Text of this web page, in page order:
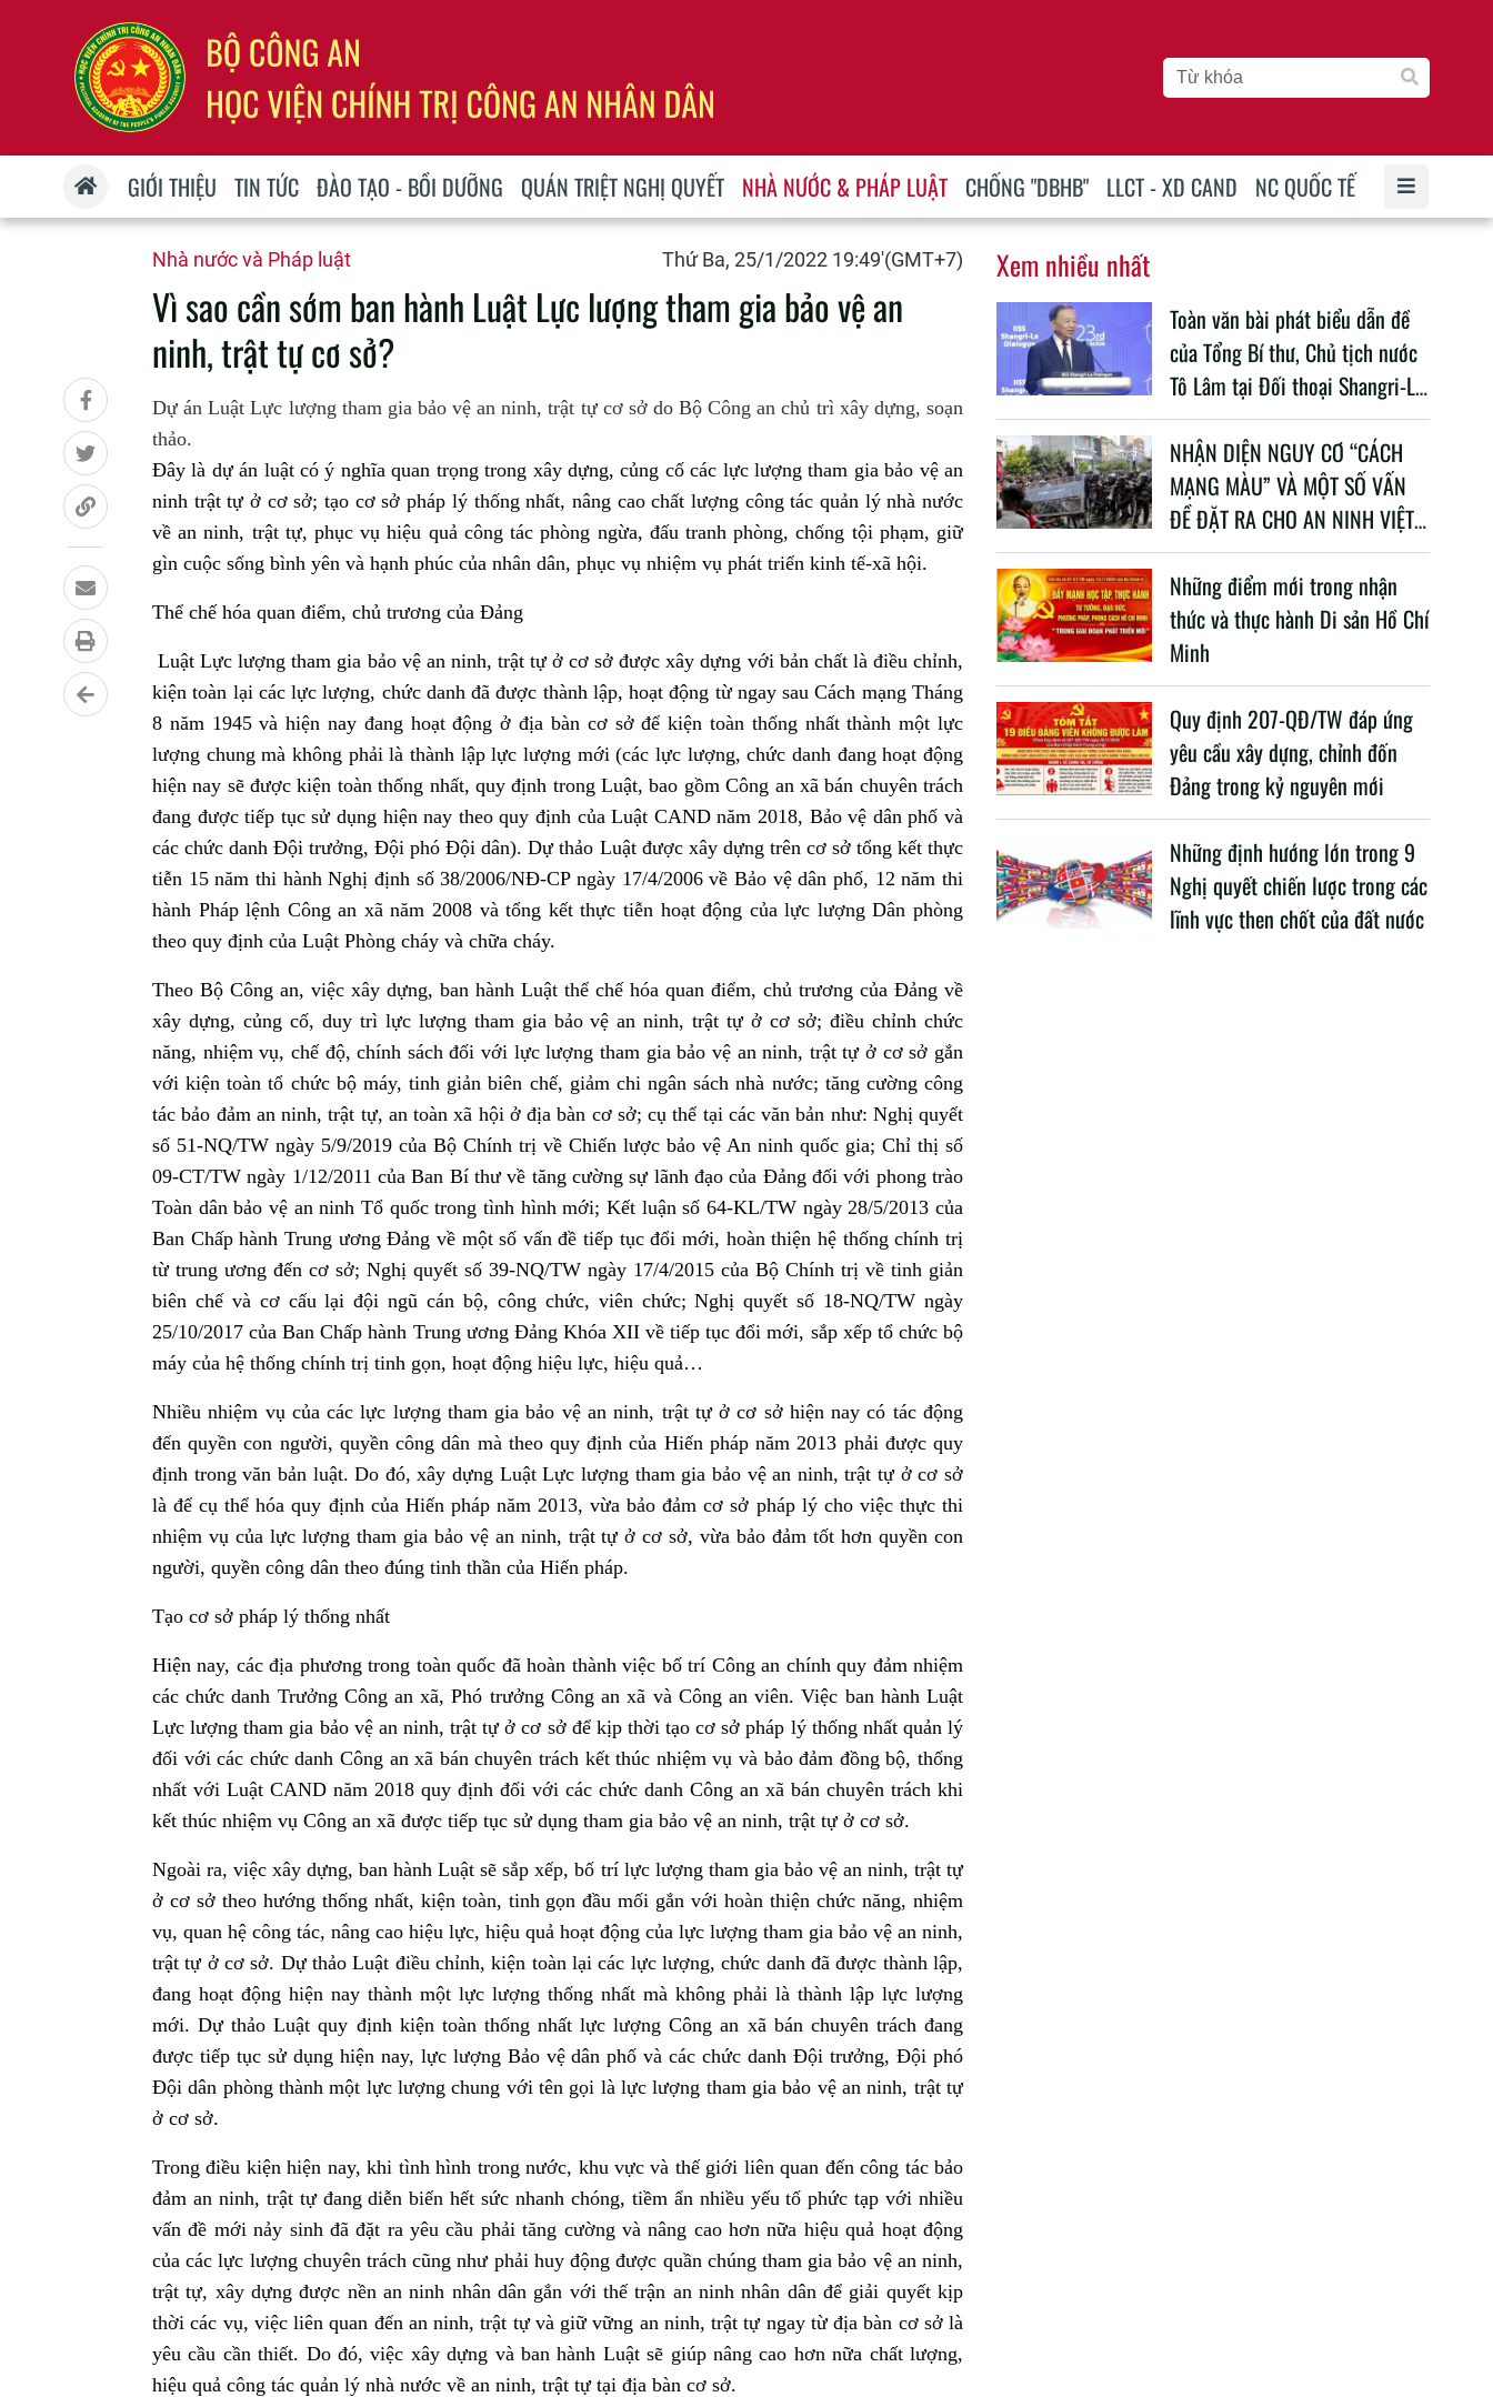
GIỚI THIỆU TIN TỨC ĐÀO TẠO - BỒI DƯỠNG QUÁN TRIỆT NGHỊ QUYẾT NHÀ NƯỚC & PHÁP LUẬT CHỐNG "DBHB" LLCT - XD CAND NC QUỐC TẾ
Nhà nước và Pháp luật Thứ Ba, 25/1/2022 19:49'(GMT+7)
Vì sao cần sớm ban hành Luật Lực lượng tham gia bảo vệ an
ninh, trật tự cơ sở?
Dự án Luật Lực lượng tham gia bảo vệ an ninh, trật tự cơ sở do Bộ Công an chủ trì xây dựng, soạn
thảo.
Đây là dự án luật có ý nghĩa quan trọng trong xây dựng, củng cố các lực lượng tham gia bảo vệ an
ninh trật tự ở cơ sở; tạo cơ sở pháp lý thống nhất, nâng cao chất lượng công tác quản lý nhà nước
về an ninh, trật tự, phục vụ hiệu quả công tác phòng ngừa, đấu tranh phòng, chống tội phạm, giữ
gìn cuộc sống bình yên và hạnh phúc của nhân dân, phục vụ nhiệm vụ phát triển kinh tế-xã hội.
Thể chế hóa quan điểm, chủ trương của Đảng
Luật Lực lượng tham gia bảo vệ an ninh, trật tự ở cơ sở được xây dựng với bản chất là điều chỉnh,
kiện toàn lại các lực lượng, chức danh đã được thành lập, hoạt động từ ngay sau Cách mạng Tháng
8 năm 1945 và hiện nay đang hoạt động ở địa bàn cơ sở để kiện toàn thống nhất thành một lực
lượng chung mà không phải là thành lập lực lượng mới (các lực lượng, chức danh đang hoạt động
hiện nay sẽ được kiện toàn thống nhất, quy định trong Luật, bao gồm Công an xã bán chuyên trách
đang được tiếp tục sử dụng hiện nay theo quy định của Luật CAND năm 2018, Bảo vệ dân phố và
các chức danh Đội trưởng, Đội phó Đội dân). Dự thảo Luật được xây dựng trên cơ sở tổng kết thực
tiễn 15 năm thi hành Nghị định số 38/2006/NĐ-CP ngày 17/4/2006 về Bảo vệ dân phố, 12 năm thi
hành Pháp lệnh Công an xã năm 2008 và tổng kết thực tiễn hoạt động của lực lượng Dân phòng
theo quy định của Luật Phòng cháy và chữa cháy.
Theo Bộ Công an, việc xây dựng, ban hành Luật thể chế hóa quan điểm, chủ trương của Đảng về
xây dựng, củng cố, duy trì lực lượng tham gia bảo vệ an ninh, trật tự ở cơ sở; điều chỉnh chức
năng, nhiệm vụ, chế độ, chính sách đối với lực lượng tham gia bảo vệ an ninh, trật tự ở cơ sở gắn
với kiện toàn tổ chức bộ máy, tinh giản biên chế, giảm chi ngân sách nhà nước; tăng cường công
tác bảo đảm an ninh, trật tự, an toàn xã hội ở địa bàn cơ sở; cụ thể tại các văn bản như: Nghị quyết
số 51-NQ/TW ngày 5/9/2019 của Bộ Chính trị về Chiến lược bảo vệ An ninh quốc gia; Chỉ thị số
09-CT/TW ngày 1/12/2011 của Ban Bí thư về tăng cường sự lãnh đạo của Đảng đối với phong trào
Toàn dân bảo vệ an ninh Tổ quốc trong tình hình mới; Kết luận số 64-KL/TW ngày 28/5/2013 của
Ban Chấp hành Trung ương Đảng về một số vấn đề tiếp tục đổi mới, hoàn thiện hệ thống chính trị
từ trung ương đến cơ sở; Nghị quyết số 39-NQ/TW ngày 17/4/2015 của Bộ Chính trị về tinh giản
biên chế và cơ cấu lại đội ngũ cán bộ, công chức, viên chức; Nghị quyết số 18-NQ/TW ngày
25/10/2017 của Ban Chấp hành Trung ương Đảng Khóa XII về tiếp tục đổi mới, sắp xếp tổ chức bộ
máy của hệ thống chính trị tinh gọn, hoạt động hiệu lực, hiệu quả…
Nhiều nhiệm vụ của các lực lượng tham gia bảo vệ an ninh, trật tự ở cơ sở hiện nay có tác động
đến quyền con người, quyền công dân mà theo quy định của Hiến pháp năm 2013 phải được quy
định trong văn bản luật. Do đó, xây dựng Luật Lực lượng tham gia bảo vệ an ninh, trật tự ở cơ sở
là để cụ thể hóa quy định của Hiến pháp năm 2013, vừa bảo đảm cơ sở pháp lý cho việc thực thi
nhiệm vụ của lực lượng tham gia bảo vệ an ninh, trật tự ở cơ sở, vừa bảo đảm tốt hơn quyền con
người, quyền công dân theo đúng tinh thần của Hiến pháp.
Tạo cơ sở pháp lý thống nhất
Hiện nay, các địa phương trong toàn quốc đã hoàn thành việc bố trí Công an chính quy đảm nhiệm
các chức danh Trưởng Công an xã, Phó trưởng Công an xã và Công an viên. Việc ban hành Luật
Lực lượng tham gia bảo vệ an ninh, trật tự ở cơ sở để kịp thời tạo cơ sở pháp lý thống nhất quản lý
đối với các chức danh Công an xã bán chuyên trách kết thúc nhiệm vụ và bảo đảm đồng bộ, thống
nhất với Luật CAND năm 2018 quy định đối với các chức danh Công an xã bán chuyên trách khi
kết thúc nhiệm vụ Công an xã được tiếp tục sử dụng tham gia bảo vệ an ninh, trật tự ở cơ sở.
Ngoài ra, việc xây dựng, ban hành Luật sẽ sắp xếp, bố trí lực lượng tham gia bảo vệ an ninh, trật tự
ở cơ sở theo hướng thống nhất, kiện toàn, tinh gọn đầu mối gắn với hoàn thiện chức năng, nhiệm
vụ, quan hệ công tác, nâng cao hiệu lực, hiệu quả hoạt động của lực lượng tham gia bảo vệ an ninh,
trật tự ở cơ sở. Dự thảo Luật điều chỉnh, kiện toàn lại các lực lượng, chức danh đã được thành lập,
đang hoạt động hiện nay thành một lực lượng thống nhất mà không phải là thành lập lực lượng
mới. Dự thảo Luật quy định kiện toàn thống nhất lực lượng Công an xã bán chuyên trách đang
được tiếp tục sử dụng hiện nay, lực lượng Bảo vệ dân phố và các chức danh Đội trưởng, Đội phó
Đội dân phòng thành một lực lượng chung với tên gọi là lực lượng tham gia bảo vệ an ninh, trật tự
ở cơ sở.
Trong điều kiện hiện nay, khi tình hình trong nước, khu vực và thế giới liên quan đến công tác bảo
đảm an ninh, trật tự đang diễn biến hết sức nhanh chóng, tiềm ẩn nhiều yếu tố phức tạp với nhiều
vấn đề mới nảy sinh đã đặt ra yêu cầu phải tăng cường và nâng cao hơn nữa hiệu quả hoạt động
của các lực lượng chuyên trách cũng như phải huy động được quần chúng tham gia bảo vệ an ninh,
trật tự, xây dựng được nền an ninh nhân dân gắn với thế trận an ninh nhân dân để giải quyết kịp
thời các vụ, việc liên quan đến an ninh, trật tự và giữ vững an ninh, trật tự ngay từ địa bàn cơ sở là
yêu cầu cần thiết. Do đó, việc xây dựng và ban hành Luật sẽ giúp nâng cao hơn nữa chất lượng,
hiệu quả công tác quản lý nhà nước về an ninh, trật tự tại địa bàn cơ sở.
Xem nhiều nhất
Toàn văn bài phát biểu dẫn đề
của Tổng Bí thư, Chủ tịch nước
Tô Lâm tại Đối thoại Shangri-La
lần thứ 23
NHẬN DIỆN NGUY CƠ “CÁCH
MẠNG MÀU” VÀ MỘT SỐ VẤN
ĐỀ ĐẶT RA CHO AN NINH VIỆT
NAM TRONG BỐI CẢNH HIỆN
NAY
Những điểm mới trong nhận
thức và thực hành Di sản Hồ Chí
Minh
Quy định 207-QĐ/TW đáp ứng
yêu cầu xây dựng, chỉnh đốn
Đảng trong kỷ nguyên mới
Những định hướng lớn trong 9
Nghị quyết chiến lược trong các
lĩnh vực then chốt của đất nước